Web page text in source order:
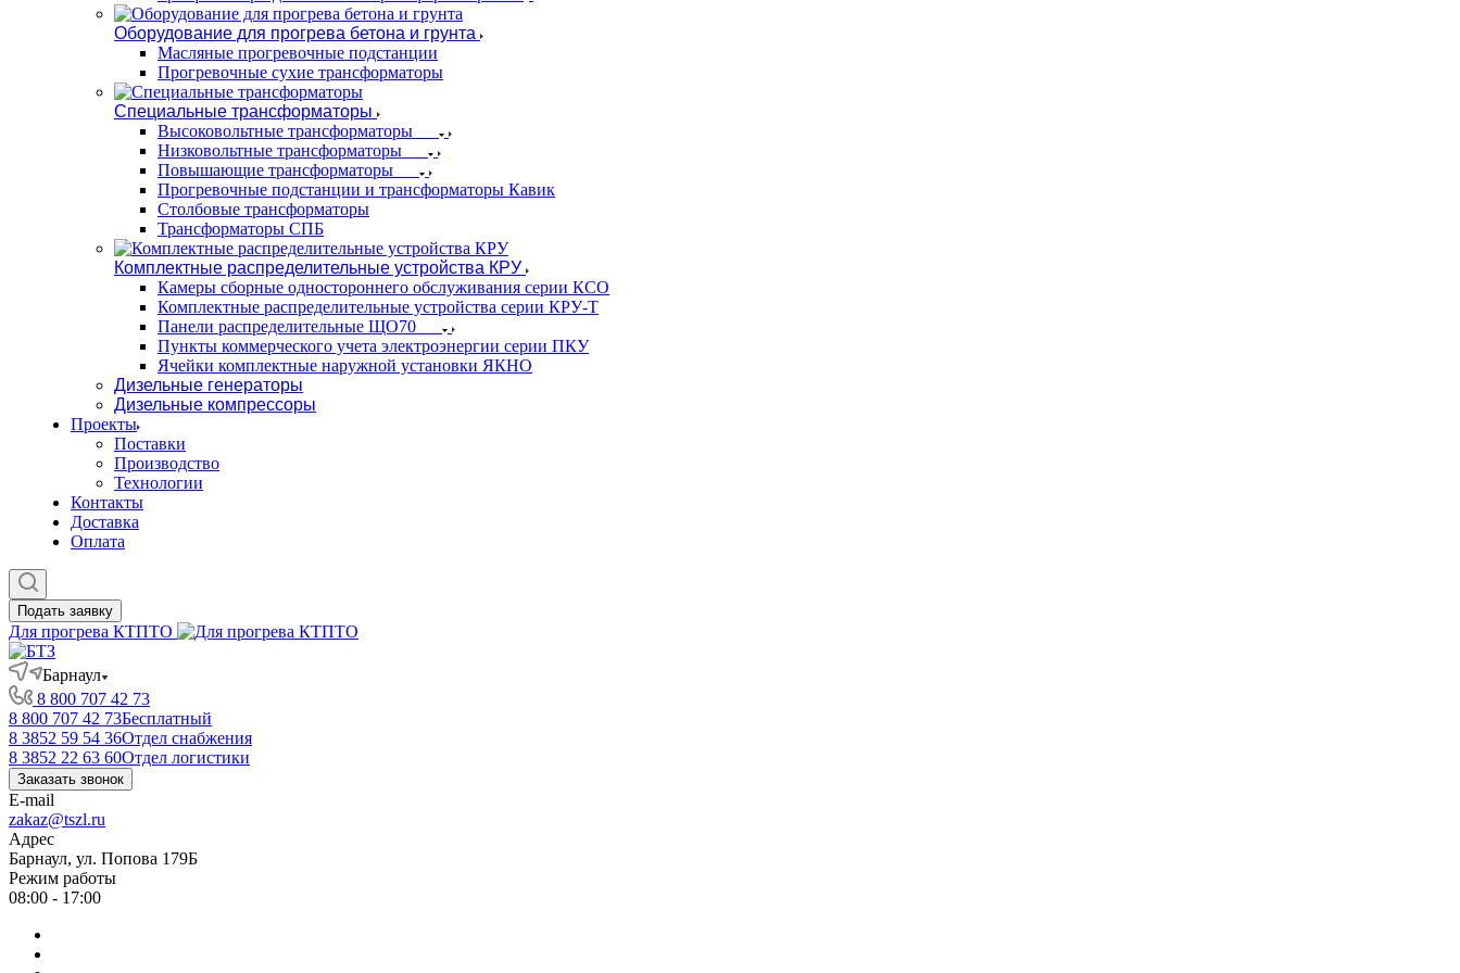
Оборудование для прогрева бетона и грунта
Масляные прогревочные подстанции
Прогревочные сухие трансформаторы
Специальные трансформаторы
Высоковольтные трансформаторы
Низковольтные трансформаторы
Повышающие трансформаторы
Прогревочные подстанции и трансформаторы Кавик
Столбовые трансформаторы
Трансформаторы СПБ
Комплектные распределительные устройства КРУ
Камеры сборные одностороннего обслуживания серии КСО
Комплектные распределительные устройства серии КРУ-Т
Панели распределительные ЩО70
Пункты коммерческого учета электроэнергии серии ПКУ
Ячейки комплектные наружной установки ЯКНО
Дизельные генераторы
Дизельные компрессоры
Проекты
Поставки
Производство
Технологии
Контакты
Доставка
Оплата
Подать заявку
Для прогрева КТПТО
Барнаул
8 800 707 42 73
8 800 707 42 73Бесплатный
8 3852 59 54 36Отдел снабжения
8 3852 22 63 60Отдел логистики
Заказать звонок
E-mail
zakaz@tszl.ru
Адрес
Барнаул, ул. Попова 179Б
Режим работы
08:00 - 17:00